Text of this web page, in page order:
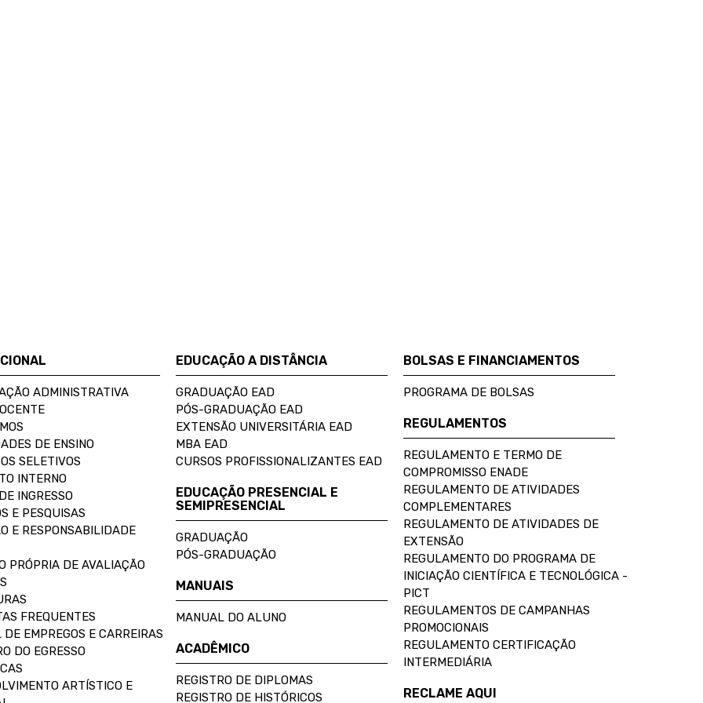
ADMINISTRATIVA
DE ENSINO
SELETIVOS
INTERNO
INGRESSO
E PESQUISAS
E RESPONSABILIDADE
PRÓPRIA DE AVALIAÇÃO
FREQUENTES
EMPREGOS E CARREIRAS
DO EGRESSO
ARTÍSTICO E
EDUCAÇÃO A DISTÂNCIA
GRADUAÇÃO EAD
PÓS-GRADUAÇÃO EAD
EXTENSÃO UNIVERSITÁRIA EAD
MBA EAD
CURSOS PROFISSIONALIZANTES EAD
EDUCAÇÃO PRESENCIAL E
SEMIPRESENCIAL
GRADUAÇÃO
PÓS-GRADUAÇÃO
MANUAIS
MANUAL DO ALUNO
ACADÊMICO
REGISTRO DE DIPLOMAS
REGISTRO DE HISTÓRICOS
BOLSAS E FINANCIAMENTOS
PROGRAMA DE BOLSAS
REGULAMENTOS
REGULAMENTO E TERMO DE
COMPROMISSO ENADE
REGULAMENTO DE ATIVIDADES
COMPLEMENTARES
REGULAMENTO DE ATIVIDADES DE
EXTENSÃO
REGULAMENTO DO PROGRAMA DE
INICIAÇÃO CIENTÍFICA E TECNOLÓGICA -
PICT
REGULAMENTOS DE CAMPANHAS
PROMOCIONAIS
REGULAMENTO CERTIFICAÇÃO
INTERMEDIÁRIA
RECLAME AQUI